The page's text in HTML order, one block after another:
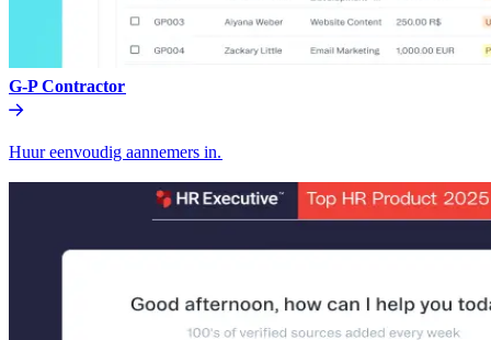
G-P Contractor​​
Huur eenvoudig aannemers in.​​